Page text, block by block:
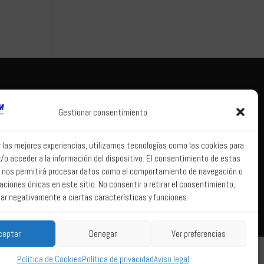
Gestionar consentimiento
las mejores experiencias, utilizamos tecnologías como las cookies para
o acceder a la información del dispositivo. El consentimiento de estas
permitirá procesar datos como el comportamiento de navegación o
únicas en este sitio. No consentir o retirar el consentimiento,
negativamente a ciertas características y funciones.
Denegar Ver preferencias
Política de CookiesPolítica de privacidadAviso legal
legal
privacidad
Política de Sistema
Interno de
Información
Política de Cookies
Correo web